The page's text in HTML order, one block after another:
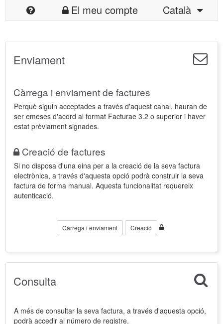
El meu compte
Català
Enviament
Càrrega i enviament de factures
Perquè siguin acceptades a través d'aquest canal, hauran de
ser emeses d'acord al format Facturae 3.2 o superior i haver
estat prèviament signades.
Creació de factures
Si no disposa d'una eina per a la creació de la seva factura
electrònica, a través d'aquesta opció podrà construir la seva
factura de forma manual. Aquesta funcionalitat requereix
autenticació.
Càrrega i enviament Creació
Consulta
A més de consultar la seva factura, a través d'aquesta opció,
podrà accedir al número de registre.